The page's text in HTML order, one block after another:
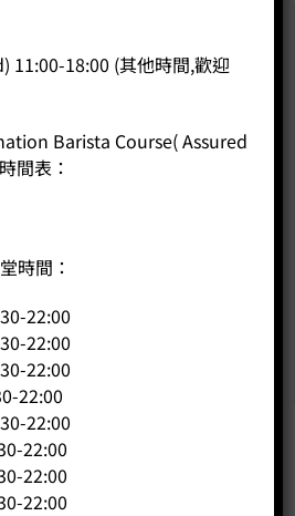
11:00-18:00 (其他時間,歡迎
Barista Course( Assured
間表：
時間：
22:00
22:00
22:00
22:00
22:00
22:00
22:00
22:00